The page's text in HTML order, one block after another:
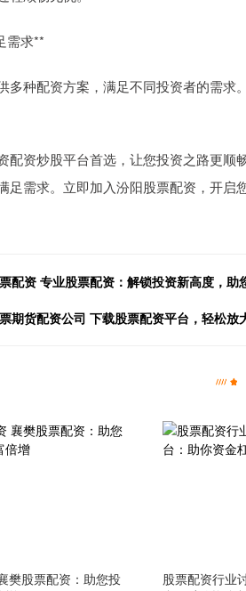
需求**
多种配资方案，满足不同投资者的需
配资炒股平台首选，让您投资之路更
足需求。立即加入汾阳股票配资，开启
配资 专业股票配资：解锁投资新高度，助
期货配资公司 下载股票配资平台，轻松放
樊股票配资：助您投
股票配资行业